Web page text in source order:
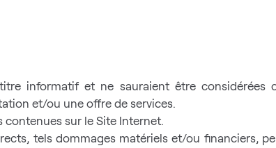
informatif et ne sauraient être considérées
et/ou une offre de services.
sur le Site Internet.
tels dommages matériels et/ou financiers,